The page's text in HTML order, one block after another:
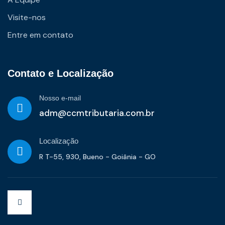
Visite-nos
Entre em contato
Contato e Localização
Nosso e-mail
adm@ccmtributaria.com.br
Localização
R T-55, 930, Bueno - Goiânia - GO